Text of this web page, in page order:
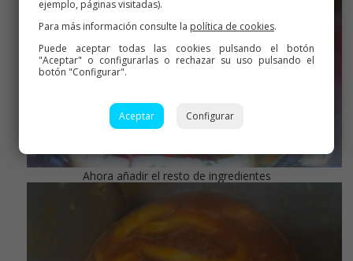
Ahora añadir el resto de ingredientes
ejemplo, páginas visitadas).
Para más información consulte la política de cookies.
Puede aceptar todas las cookies pulsando el botón
"Aceptar" o configurarlas o rechazar su uso pulsando el
botón "Configurar".
Aceptar Configurar